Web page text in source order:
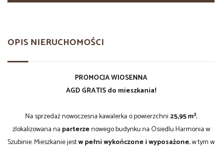
OPIS NIERUCHOMOŚCI
PROMOCJA WIOSENNA
AGD GRATIS do mieszkania!
Na sprzedaż nowoczesna kawalerka o powierzchni 25,95 m²,
zlokalizowana na parterzenowego budynku na Osiedlu Harmonia w
Szubinie. Mieszkanie jestw pełni wykończone i wyposażone, w tym w